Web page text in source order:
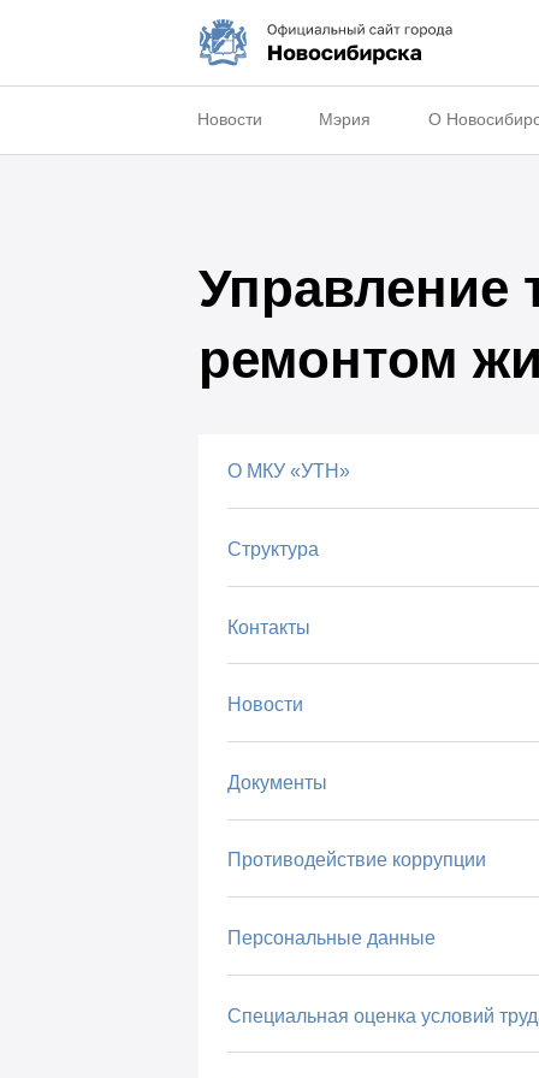
Новости Мэрия О
Управление
ремонтом
О МКУ «УТН»
Структура
Контакты
Новости
Документы
Противодействие коррупции
Персональные данные
Специальная оценка условий